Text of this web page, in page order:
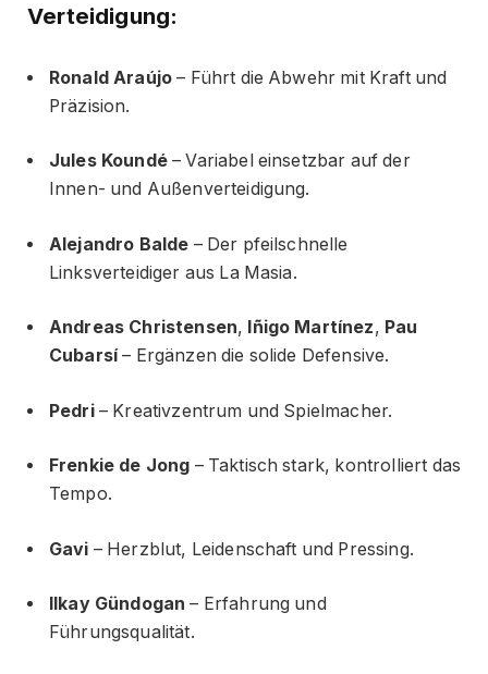
Verteidigung:
Ronald Araújo – Führt die Abwehr mit Kraft und
Präzision.
Jules Koundé– Variabel einsetzbar auf der
Innen- und Außenverteidigung.
Alejandro Balde – Der pfeilschnelle
Linksverteidiger aus La Masia.
Andreas Christensen, Iñigo Martínez, Pau
Cubarsí– Ergänzen die solide Defensive.
Pedri– Kreativzentrum und Spielmacher.
Frenkie de Jong – Taktisch stark, kontrolliert das
Tempo.
Gavi – Herzblut, Leidenschaft und Pressing.
Ilkay Gündogan – Erfahrung und
Führungsqualität.